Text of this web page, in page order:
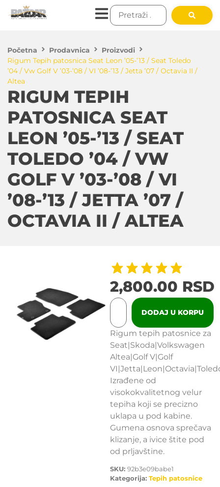
Početna Prodavnica
Proizvodi
Rigum Tepih patosnica Seat Leon ’05-’13 / Seat Toledo
’04 / Vw Golf V ’03-’08 / VI ’08-’13 / Jetta ’07 / Octavia II /
Altea
RIGUM TEPIH
PATOSNICA SEAT
LEON ’05-’13 / SEAT
TOLEDO ’04 / VW
GOLF V ’03-’08 / VI
’08-’13 / JETTA ’07 /
OCTAVIA II / ALTEA
2,800.00 RSD
DODAJ U KORPU
Rigum tepih patosnice za
Seat|Skoda|Volkswagen
Altea|Golf V|Golf
Izrađene od
visokokvalitetnog velur
tepiha koji se precizno
uklapa u pod kabine.
Gumena osnova sprečava
klizanje, a ivice štite pod
od prljavštine.
SKU: 92b3e09babe1
Kategorija: Tepih patosnice